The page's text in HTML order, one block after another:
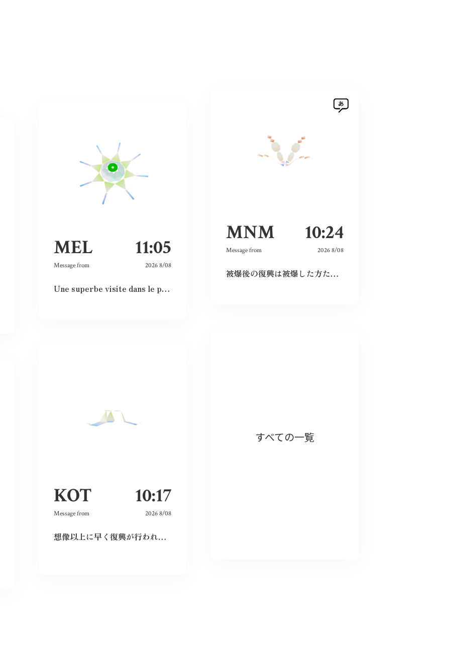
MEL 11:05
Message from 2026 8/08
Une superbe visite dans le passé, le présent et le futur. Les images et vidéos sont sublimes et nous rappellent l’histoire passée.
MNM 10:24
Message from 2026 8/08
被爆後の復興は被爆した方たちだけが尽力してくれたのではなく戦前の方たちの工業や文化がもたらしてくれたものだと分かった。今の平和な生活を守っていこうと思う。
KOT 10:17
Message from 2026 8/08
想像以上に早く復興が行われており、その意識の高さに感動しました。私も平和をこれからも当たり前にするために出来ることをしていこうと思います。
すべての一覧